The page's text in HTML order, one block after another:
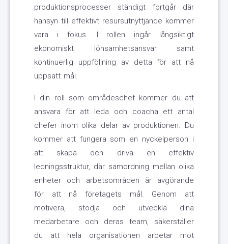
produktionsprocesser ständigt fortgår där
hänsyn till effektivt resursutnyttjande kommer
vara i fokus. I rollen ingår långsiktigt
ekonomiskt lönsamhetsansvar samt
kontinuerlig uppföljning av detta för att nå
uppsatt mål.
I din roll som områdeschef kommer du att
ansvara för att leda och coacha ett antal
chefer inom olika delar av produktionen. Du
kommer att fungera som en nyckelperson i
att skapa och driva en effektiv
ledningsstruktur, där samordning mellan olika
enheter och arbetsområden är avgörande
för att nå företagets mål. Genom att
motivera, stödja och utveckla dina
medarbetare och deras team, säkerställer
du att hela organisationen arbetar mot